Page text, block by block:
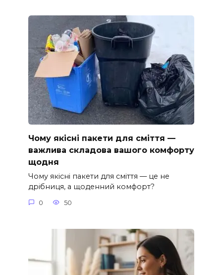
Чому якісні пакети для сміття —
важлива складова вашого комфорту
щодня
Чому якісні пакети для сміття — це не
дрібниця, а щоденний комфорт?
0 50